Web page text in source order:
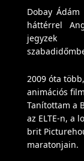
Dobay
háttérrel
jegyzek
2009 óta
animációs
Tanítottam a
az ELTE-n, a
brit
maratonjain.